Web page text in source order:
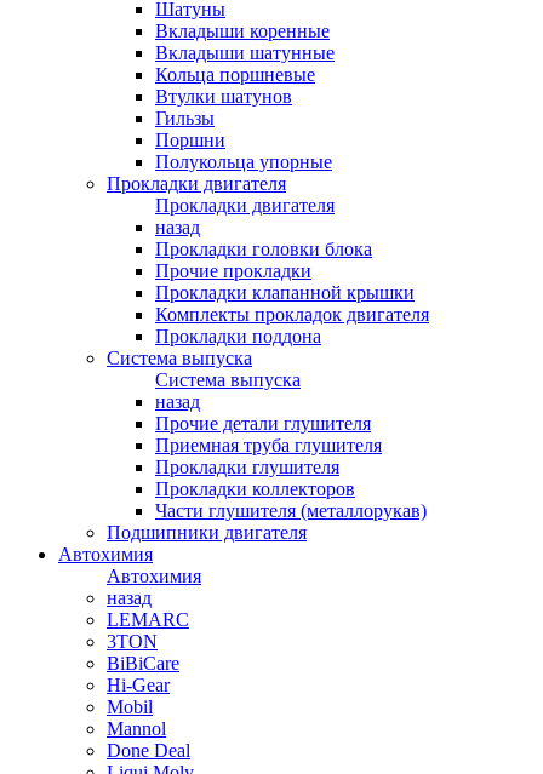
Шатуны
Вкладыши коренные
Вкладыши шатунные
Кольца поршневые
Втулки шатунов
Гильзы
Поршни
Полукольца упорные
Прокладки двигателя
Прокладки двигателя
назад
Прокладки головки блока
Прочие прокладки
Прокладки клапанной крышки
Комплекты прокладок двигателя
Прокладки поддона
Система выпуска
Система выпуска
назад
Прочие детали глушителя
Приемная труба глушителя
Прокладки глушителя
Прокладки коллекторов
Части глушителя (металлорукав)
Подшипники двигателя
Автохимия
Автохимия
назад
LEMARC
3TON
BiBiCare
Hi-Gear
Mobil
Mannol
Done Deal